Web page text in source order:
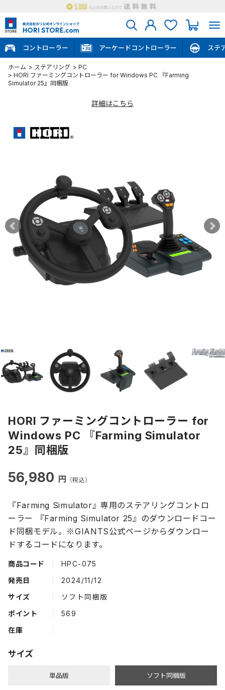
コントローラー アーケードコントローラー ステ
ホーム > ステアリング > PC
> HORI ファーミングコントローラー for Windows PC 『Farming
Simulator 25』同梱版
HORI ファーミングコントローラー for
Windows PC 『Farming Simulator
25』同梱版
『Farming Simulator』専用のステアリングコントロ
ーラー 『Farming Simulator 25』のダウンロードコー
ド同梱モデル。※GIANTS公式ページからダウンロー
ドするコードになります。
56,980 円 （税込）
商品コード
HPC-075
発売日
2024/11/12
サイズ
ソフト同梱版
ポイント
569
在庫
サイズ
単品版 ソフト同梱版
詳細はこちら